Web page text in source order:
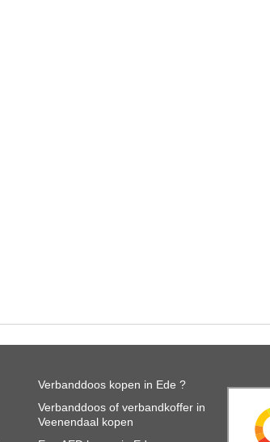
Verbanddoos kopen in Ede ?
Verbanddoos of verbandkoffer in
Veenendaal kopen